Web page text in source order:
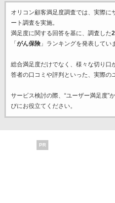
オリコン顧客満足度調査では、実際に
ート調査を実施。
満足度に関する回答を基に、調査した
「 がん保険」ランキングを発表してい
総合満足度だけでなく、様々な切り口
答者の口コミや評判といった、実際の
サービス検討の際、“ユーザー満足度”
びにお役立てください。
PR